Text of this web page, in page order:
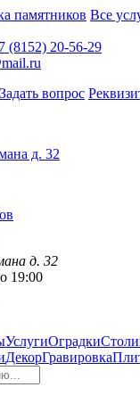
памятников Все
(8152) 20-56-29
Задать вопрос
д. 32
д. 32
19:00
УслугиОградки
ДекорГравировка